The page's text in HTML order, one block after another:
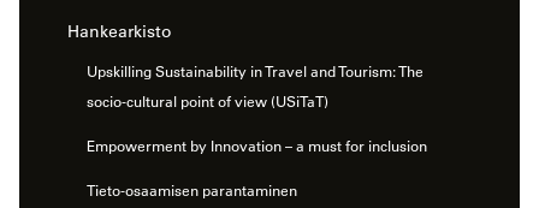
Hankearkisto
Upskilling Sustainability in Travel and Tourism: The
socio-cultural point of view (USiTaT)
Empowerment by Innovation – a must for inclusion
Tieto-osaamisen parantaminen